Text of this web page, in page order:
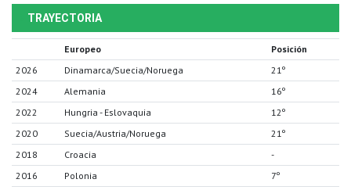
TRAYECTORIA
Europeo
Posición
2026
Dinamarca/Suecia/Noruega
21º
2024
Alemania
16º
2022
Hungria - Eslovaquia
12º
2020
Suecia/Austria/Noruega
21º
2018
Croacia
-
2016
Polonia
7º